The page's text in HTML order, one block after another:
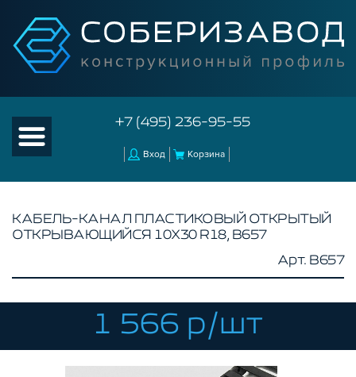
+7 (495) 236-95-55
Вход Корзина
КОНСТРУКЦИОННЫЙ ПРОФИЛЬ
КОМПЛЕКТУЮЩИЕ К ЧПУ
КОНСТРУКЦИОННЫЙ ПРОФИЛЬ ДЛЯ
ПРОФИЛЬНЫЕ НАПРАВЛЯЮЩИЕ
ПОЛИРОВАННЫЕ ВАЛЫ И ДЕРЖАТЕЛИ
КАБЕЛЬ-КАНАЛ ПЛАСТИКОВЫЙ ОТКРЫТЫЙ
ОТКРЫВАЮЩИЙСЯ 10X30 R18, B657
Арт. B657
1 566 р/шт